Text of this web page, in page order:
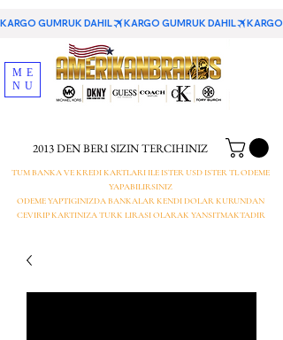
KARGO GUMRUK DAHIL
2013 DEN BERI SIZIN TERCIHINIZ
TUM BANKA VE KREDI KARTLARI ILE ISTER USD ISTER TL ODEME
YAPABILIRSINIZ
ODEME YAPTIGINIZDA BANKALAR KENDI DOLAR KURUNDAN
CEVIRIP KARTINIZA TURK LIRASI OLARAK YANSITMAKTADIR
ME
NU